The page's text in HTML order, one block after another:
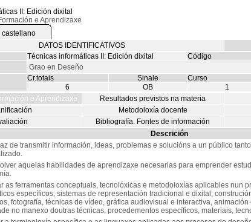
II: Edición dixital
e Aprendizaxe
castellano
DATOS IDENTIFICATIVOS
Técnicas informáticas II: Edición dixital Código
Grao en Deseño
Cr.totais Sinale Curso
6
OB 1
e Aprendizaxe
Resultados previstos na materia
Metodoloxía docente
Bibliografía. Fontes de información
Descrición
de transmitir información, ideas, problemas e solucións a un público
aquelas habilidades de aprendizaxe necesarias para emprender
as ferramentas conceptuais, tecnolóxicas e metodoloxías aplicables nun
específicos, sistemas de representación tradicional e dixital;
fotografía, técnicas de vídeo, gráfica audiovisual e interactiva,
no manexo doutras técnicas, procedementos específicos, materiais,